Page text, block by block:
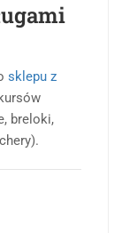
sklepu z
breloki,